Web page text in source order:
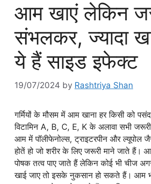
आम खाएं लेकिन
संभलकर, ज्यादा
ये हैं साइड इफेक्ट
19/07/2024 by Rashtriya Shan
गर्मियों के मौसम में आम खाना हर किसी को
विटामिन A, B, C, E, K के अलावा सभी
आम में पॉलीफेनोल्स, ट्राइटरपीन और ल्यूपोल
होतें हो जो शरीर के लिए जरूरी माने जाते हैं।
पोषक तत्व पाए जाते हैं लेकिन कोई भी चीज
खाई जाए तो इसके नुकसान हो सकते हैं। आम